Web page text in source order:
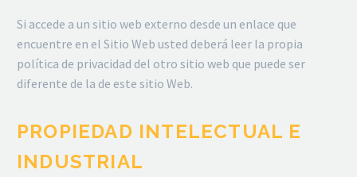
Si accede a un sitio web externo desde un enlace que
encuentre en el Sitio Web usted deberá leer la propia
política de privacidad del otro sitio web que puede ser
diferente de la de este sitio Web.
PROPIEDAD INTELECTUAL E
INDUSTRIAL